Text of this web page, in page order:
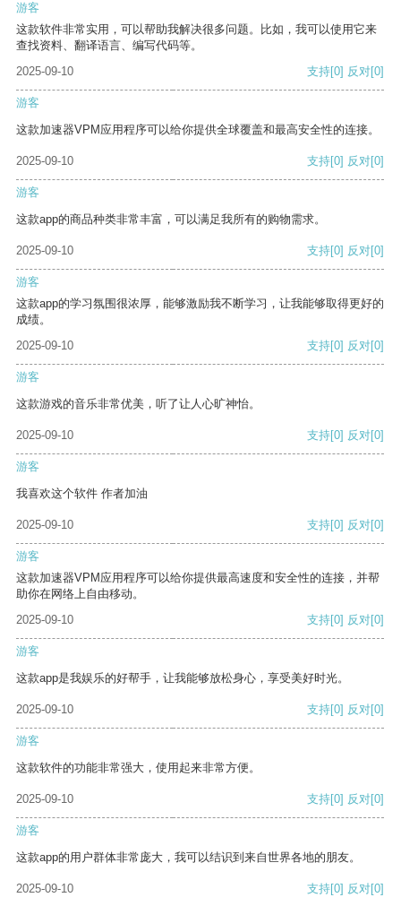
游客
这款软件非常实用，可以帮助我解决很多问题。比如，我可以使用它来
查找资料、翻译语言、编写代码等。
2025-09-10
支持[0] 反对[0]
游客
这款加速器VPM应用程序可以给你提供全球覆盖和最高安全性的连接。
2025-09-10 支持[0] 反对[0]
游客
这款app的商品种类非常丰富，可以满足我所有的购物需求。
2025-09-10 支持[0] 反对[0]
游客
这款app的学习氛围很浓厚，能够激励我不断学习，让我能够取得更好的
成绩。
2025-09-10
支持[0] 反对[0]
游客
这款游戏的音乐非常优美，听了让人心旷神怡。
2025-09-10 支持[0] 反对[0]
游客
我喜欢这个软件 作者加油
2025-09-10 支持[0] 反对[0]
游客
这款加速器VPM应用程序可以给你提供最高速度和安全性的连接，并帮
助你在网络上自由移动。
2025-09-10
支持[0] 反对[0]
游客
这款app是我娱乐的好帮手，让我能够放松身心，享受美好时光。
2025-09-10 支持[0] 反对[0]
游客
这款软件的功能非常强大，使用起来非常方便。
2025-09-10 支持[0] 反对[0]
游客
这款app的用户群体非常庞大，我可以结识到来自世界各地的朋友。
2025-09-10 支持[0] 反对[0]